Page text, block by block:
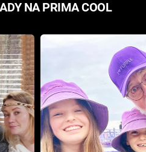
NA PRIMA COOL